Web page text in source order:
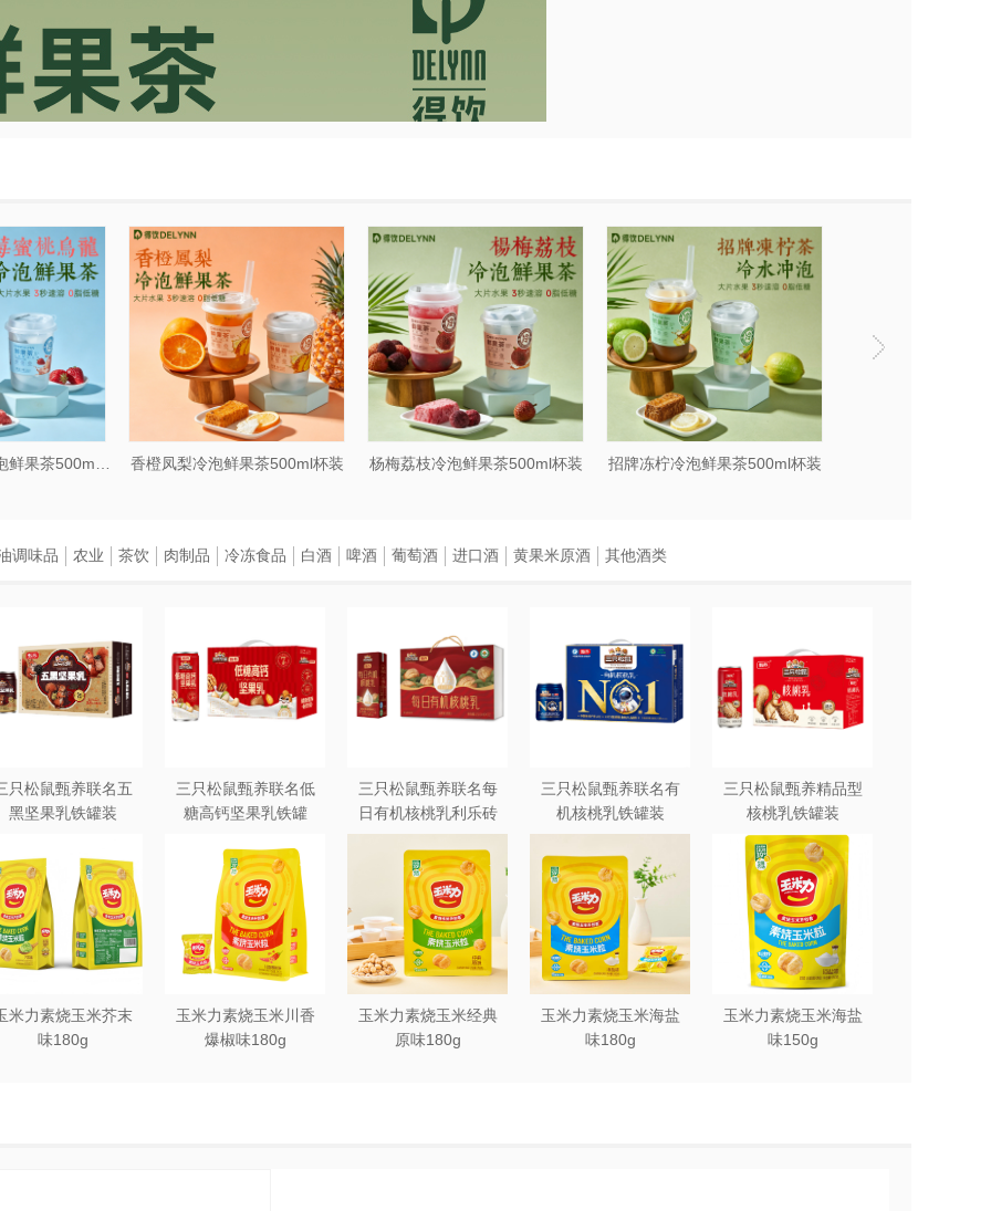
香橙凤梨冷泡鲜果茶500ml杯装 杨梅荔枝冷泡鲜果茶500ml杯装 招牌冻柠冷泡鲜果茶500ml杯装
只松鼠甄养联名五
黑坚果乳铁罐装
三只松鼠甄养联名低
糖高钙坚果乳铁罐
三只松鼠甄养联名每
日有机核桃乳利乐砖
250ml*12盒木盒装
三只松鼠甄养联名有
机核桃乳铁罐装
240ml*12罐礼盒
三只松鼠甄养精品型
核桃乳铁罐装
240ml*12罐
米力素烧玉米芥末
味180g
玉米力素烧玉米川香
爆椒味180g
玉米力素烧玉米经典
原味180g
玉米力素烧玉米海盐
味180g
玉米力素烧玉米海盐
味150g
调味品 农业 茶饮 肉制品 冷冻食品 白酒 啤酒 葡萄酒 进口酒 黄果米原酒 其他酒类